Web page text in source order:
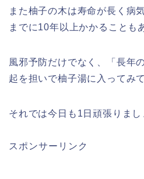
また柚子の木は寿命が長く病
までに10年以上かかることも
風邪予防だけでなく、「長年
起を担いで柚子湯に入ってみ
それでは今日も1日頑張りまし
スポンサーリンク